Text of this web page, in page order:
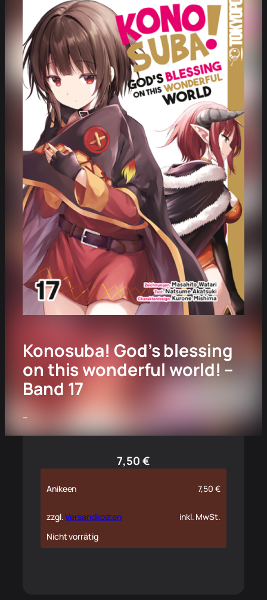
Konosuba! God’s blessing
on this wonderful world! –
Band 17
–
7,50€
Anikeen 7,50€
zzgl.Versandkosten
inkl. MwSt.
Nicht vorrätig